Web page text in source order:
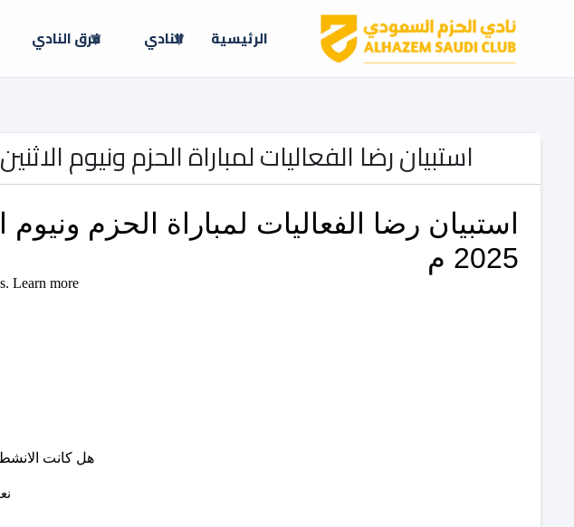
الرئيسية النادي فرق النادي
استبيان رضا الفعاليات لمباراة الحزم ونيوم الاثنين 24 فبراير 2025 م